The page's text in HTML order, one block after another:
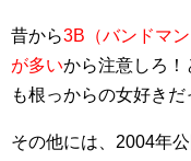
昔から3B（バンドマ
が多いから注意しろ
も根っからの女好き
その他には、2004年